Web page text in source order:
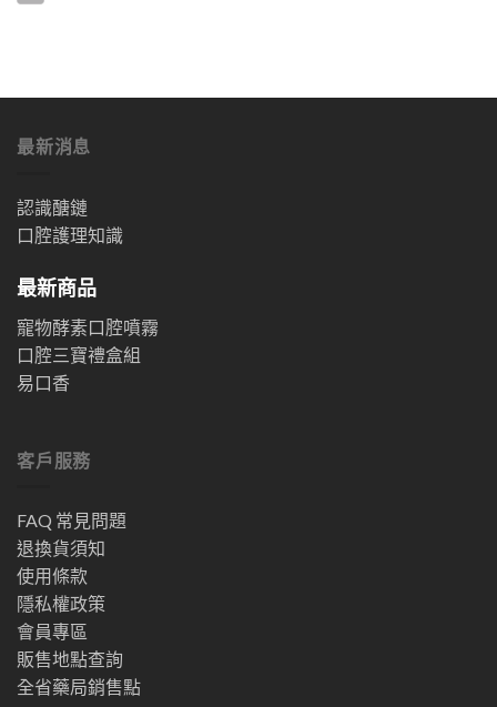
最新消息
認識醣鏈
口腔護理知識
最新商品
寵物酵素口腔噴霧
口腔三寶禮盒組
易口香
客戶服務
FAQ 常見問題
退換貨須知
使用條款
隱私權政策
會員專區
販售地點查詢
全省藥局銷售點